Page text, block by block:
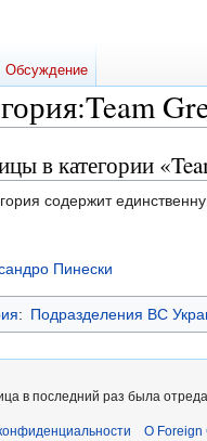
:Team
в категории
содержит
Пинески
: Подразделения ВС
Обсуждение
в последний раз была
О Foreign